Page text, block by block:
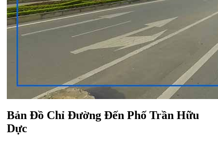
Bản Đồ Chỉ Đường Đến Phố Trần Hữu
Dực